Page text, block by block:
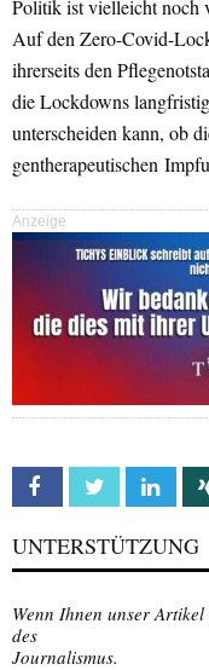
Politik ist vielleicht noch
Auf den Zero-Covid-
ihrerseits den
die Lockdowns
unterscheiden kann, ob
gentherapeutischen
Anzeige
Facebook Twitter
UNTERSTÜTZUNG
Wenn Ihnen unser
des
Journalismus.